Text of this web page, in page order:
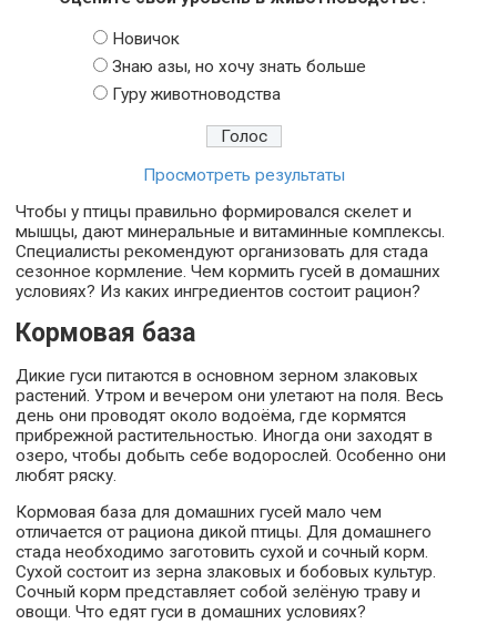
Новичок
Знаю азы, но хочу знать больше
Гуру животноводства
Просмотреть результаты
Чтобы у птицы правильно формировался скелет и
мышцы, дают минеральные и витаминные комплексы.
Специалисты рекомендуют организовать для стада
сезонное кормление. Чем кормить гусей в домашних
условиях? Из каких ингредиентов состоит рацион?
Кормовая база
Дикие гуси питаются в основном зерном злаковых
растений. Утром и вечером они улетают на поля. Весь
день они проводят около водоёма, где кормятся
прибрежной растительностью. Иногда они заходят в
озеро, чтобы добыть себе водорослей. Особенно они
любят ряску.
Кормовая база для домашних гусей мало чем
отличается от рациона дикой птицы. Для домашнего
стада необходимо заготовить сухой и сочный корм.
Сухой состоит из зерна злаковых и бобовых культур.
Сочный корм представляет собой зелёную траву и
овощи. Что едят гуси в домашних условиях?